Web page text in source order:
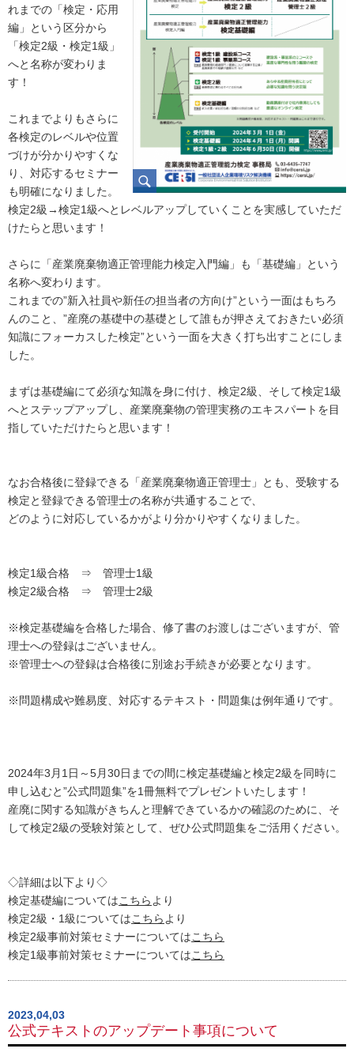
れまでの「検定・応用
編」という区分から
「検定2級・検定1級」
へと名称が変わりま
す！
これまでよりもさらに
各検定のレベルや位置
づけが分かりやすくな
り、対応するセミナー
も明確になりました。
検定2級→検定1級へとレベルアップしていくことを実感していただ
けたらと思います！
さらに「産業廃棄物適正管理能力検定入門編」も「基礎編」という
名称へ変わります。
これまでの”新入社員や新任の担当者の方向け”という一面はもちろ
んのこと、”産廃の基礎中の基礎として誰もが押さえておきたい必須
知識にフォーカスした検定”という一面を大きく打ち出すことにしま
した。
まずは基礎編にて必須な知識を身に付け、検定2級、そして検定1級
へとステップアップし、産業廃棄物の管理実務のエキスパートを目
指していただけたらと思います！
なお合格後に登録できる「産業廃棄物適正管理士」とも、受験する
検定と登録できる管理士の名称が共通することで、
どのように対応しているかがより分かりやすくなりました。
検定1級合格 ⇒ 管理士1級
検定2級合格 ⇒ 管理士2級
※検定基礎編を合格した場合、修了書のお渡しはございますが、管
理士への登録はございません。
※管理士への登録は合格後に別途お手続きが必要となります。
※問題構成や難易度、対応するテキスト・問題集は例年通りです。
2024年3月1日～5月30日までの間に検定基礎編と検定2級を同時に
申し込むと”公式問題集”を1冊無料でプレゼントいたします！
産廃に関する知識がきちんと理解できているかの確認のために、そ
して検定2級の受験対策として、ぜひ公式問題集をご活用ください。
◇詳細は以下より◇
検定基礎編についてはこちらより
検定2級・1級についてはこちらより
検定2級事前対策セミナーについてはこちら
検定1級事前対策セミナーについてはこちら
2023,04,03
公式テキストのアップデート事項について